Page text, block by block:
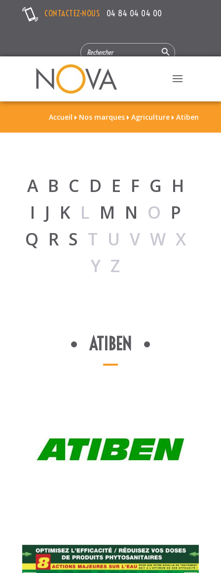
CONTACTEZ-NOUS 04 84 04 04 00
SEARCH
FOR:
Search Button
Accueil  Nos marques  Agriculture  Atiben
A B C D E F G H
I J K L M N O P
Q R S TUVWX
YZ
ATIBEN